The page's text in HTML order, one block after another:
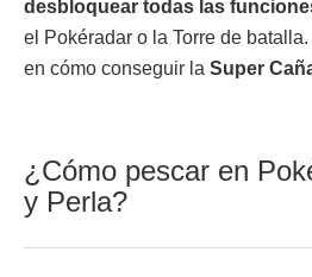
desbloquear todas las
el Pokéradar o la Torre de
en cómo conseguir la Super
¿Cómo pescar en
y Perla?